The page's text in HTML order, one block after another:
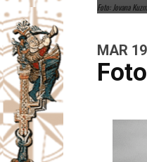
Foto: Jovana
MAR